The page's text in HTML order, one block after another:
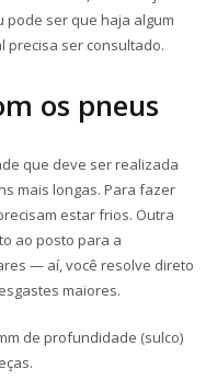
ser que haja algum
precisa ser consultado.
os pneus
que deve ser realizada
mais longas. Para fazer
estar frios. Outra
ao posto para a
— aí, você resolve direto
maiores.
de profundidade (sulco)